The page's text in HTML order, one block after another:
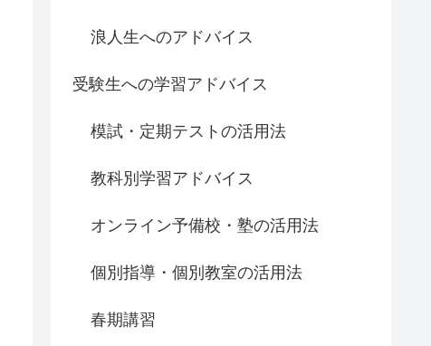
浪人生へのアドバイス
受験生への学習アドバイス
模試・定期テストの活用法
教科別学習アドバイス
オンライン予備校・塾の活用法
個別指導・個別教室の活用法
春期講習